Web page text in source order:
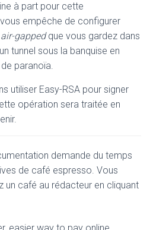
à part pour cette
empêche de configurer
air-gappedque vous gardez dans
tunnel sous la banquise en
paranoïa.
utiliser Easy-RSA pour signer
opération sera traitée en
demande du temps
de café espresso. Vous
un café au rédacteur en cliquant